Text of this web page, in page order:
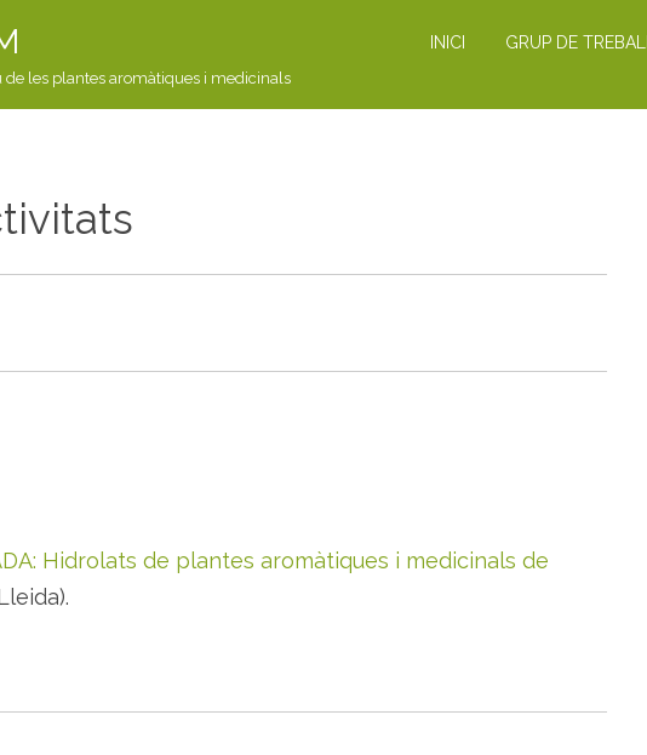
les plantes aromàtiques i medicinals
INICI GRUP DE TREBALL
Hidrolats de plantes aromàtiques i medicinals de